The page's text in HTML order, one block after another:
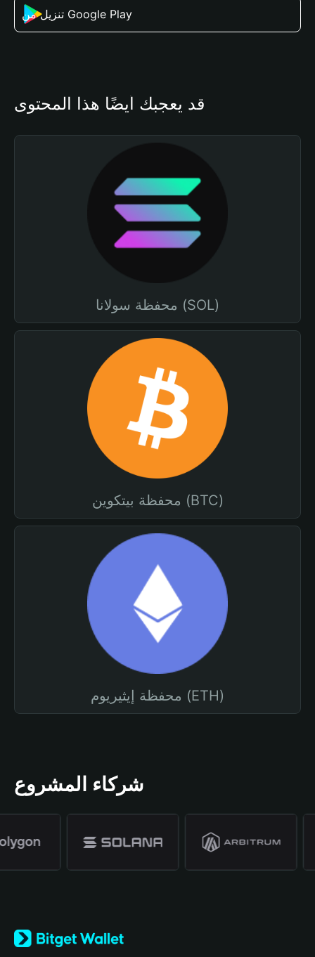
تنزيل من Google Play
قد يعجبك أيضًا هذا المحتوى
محفظة سولانا (SOL)
محفظة بيتكوين (BTC)
محفظة إيثيريوم (ETH)
شركاء المشروع